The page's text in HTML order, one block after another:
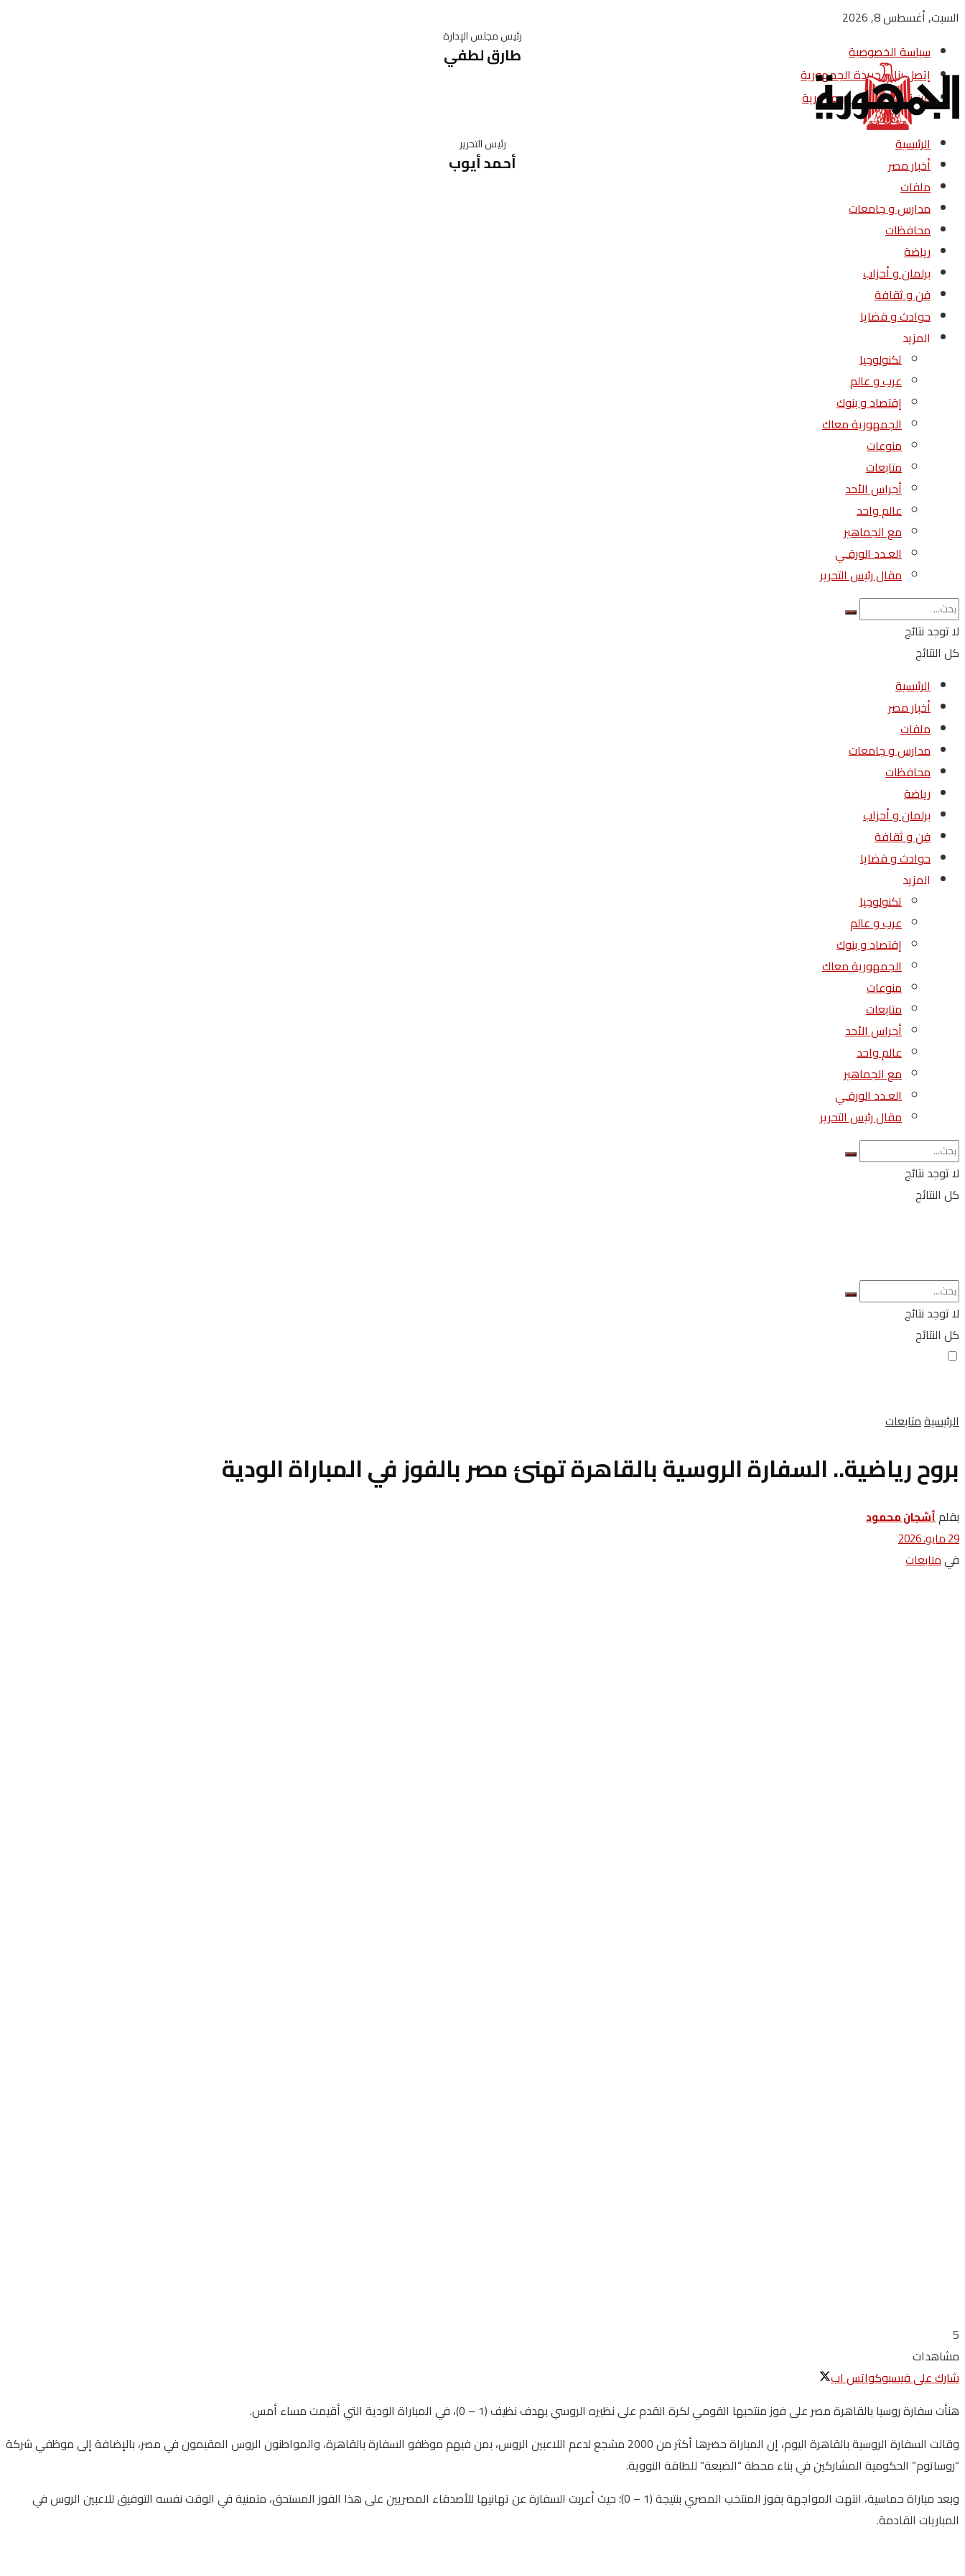
السبت, أغسطس 8, 2026
سياسة الخصوصية
إتصل بنا – جريدة الجمهورية
من نحن – جريدة الجمهورية
رئيس مجلس الإدارة
طارق لطفي
رئيس التحرير
أحمد أيوب
الرئيسية
أخبار مصر
ملفات
مدارس و جامعات
محافظات
رياضة
برلمان و أحزاب
فن و ثقافة
حوادث و قضايا
المزيد
تكنولوجيا
عرب و عالم
إقتصاد و بنوك
الجمهورية معاك
منوعات
متابعات
أجراس الأحد
عالم واحد
مع الجماهير
العـدد الورقـي
مقال رئيس التحرير
لا توجد نتائج
كل النتائج
الرئيسية
أخبار مصر
ملفات
مدارس و جامعات
محافظات
رياضة
برلمان و أحزاب
فن و ثقافة
حوادث و قضايا
المزيد
تكنولوجيا
عرب و عالم
إقتصاد و بنوك
الجمهورية معاك
منوعات
متابعات
أجراس الأحد
عالم واحد
مع الجماهير
العـدد الورقـي
مقال رئيس التحرير
لا توجد نتائج
كل النتائج
لا توجد نتائج
كل النتائج
الرئيسيةمتابعات
بروح رياضية.. السفارة الروسية بالقاهرة تهنئ مصر بالفوز في المباراة الودية
بقلمأشجان محمود
29 مايو، 2026
فيمتابعات
5
مشاهدات
شارك على فيسبوكواتس اب
هنأت سفارة روسيا بالقاهرة مصر على فوز منتخبها القومي لكرة القدم على نظيره الروسي بهدف نظيف (1 – 0)، في المباراة الودية التي أقيمت مساء أمس.
وقالت السفارة الروسية بالقاهرة اليوم، إن المباراة حضرها أكثر من 2000 مشجع لدعم اللاعبين الروس، بمن فيهم موظفو السفارة بالقاهرة، والمواطنون الروس المقيمون في مصر، بالإضافة إلى موظفي شركة
“روساتوم” الحكومية المشاركين في بناء محطة “الضبعة” للطاقة النووية.
وبعد مباراة حماسية، انتهت المواجهة بفوز المنتخب المصري بنتيجة (1 – 0)؛ حيث أعربت السفارة عن تهانيها للأصدقاء المصريين على هذا الفوز المستحق، متمنية في الوقت نفسه التوفيق للاعبين الروس في
المباريات القادمة.